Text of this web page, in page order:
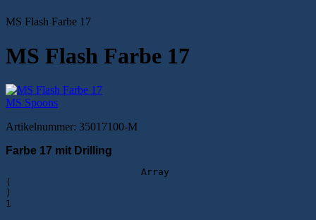
MS Flash Farbe 17
MS Flash Farbe 17
MS Spoons
Artikelnummer: 35017100-M
Farbe 17 mit Drilling
                        Array
(
)
1